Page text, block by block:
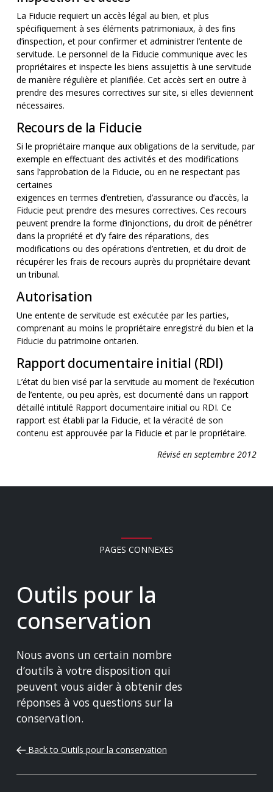
La Fiducie requiert un accès légal au bien, et plus
spécifiquement à ses éléments patrimoniaux, à des fins
d’inspection, et pour confirmer et administrer l’entente de
servitude. Le personnel de la Fiducie communique avec les
propriétaires et inspecte les biens assujettis à une servitude
de manière régulière et planifiée. Cet accès sert en outre à
prendre des mesures correctives sur site, si elles deviennent
nécessaires.
Recours de la Fiducie
Si le propriétaire manque aux obligations de la servitude, par
exemple en effectuant des activités et des modifications
sans l’approbation de la Fiducie, ou en ne respectant pas
certaines
exigences en termes d’entretien, d’assurance ou d’accès, la
Fiducie peut prendre des mesures correctives. Ces recours
peuvent prendre la forme d’injonctions, du droit de pénétrer
dans la propriété et d’y faire des réparations, des
modifications ou des opérations d’entretien, et du droit de
récupérer les frais de recours auprès du propriétaire devant
un tribunal.
Autorisation
Une entente de servitude est exécutée par les parties,
comprenant au moins le propriétaire enregistré du bien et la
Fiducie du patrimoine ontarien.
Rapport documentaire initial (RDI)
L’état du bien visé par la servitude au moment de l’exécution
de l’entente, ou peu après, est documenté dans un rapport
détaillé intitulé Rapport documentaire initial ou RDI. Ce
rapport est établi par la Fiducie, et la véracité de son
contenu est approuvée par la Fiducie et par le propriétaire.
Révisé en septembre 2012
PAGES CONNEXES
Outils pour la
conservation
Nous avons un certain nombre
d’outils à votre disposition qui
peuvent vous aider à obtenir des
réponses à vos questions sur la
conservation.
Back to Outils pour la conservation